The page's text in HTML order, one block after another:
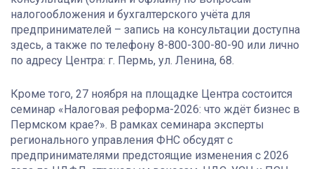
налогообложения и бухгалтерского учёта для
предпринимателей – запись на консультации доступна
здесь, а также по телефону 8-800-300-80-90 или лично
по адресу Центра: г. Пермь, ул. Ленина, 68.
Кроме того, 27 ноября на площадке Центра состоится
семинар «Налоговая реформа-2026: что ждёт бизнес в
Пермском крае?». В рамках семинара эксперты
регионального управления ФНС обсудят с
предпринимателями предстоящие изменения с 2026